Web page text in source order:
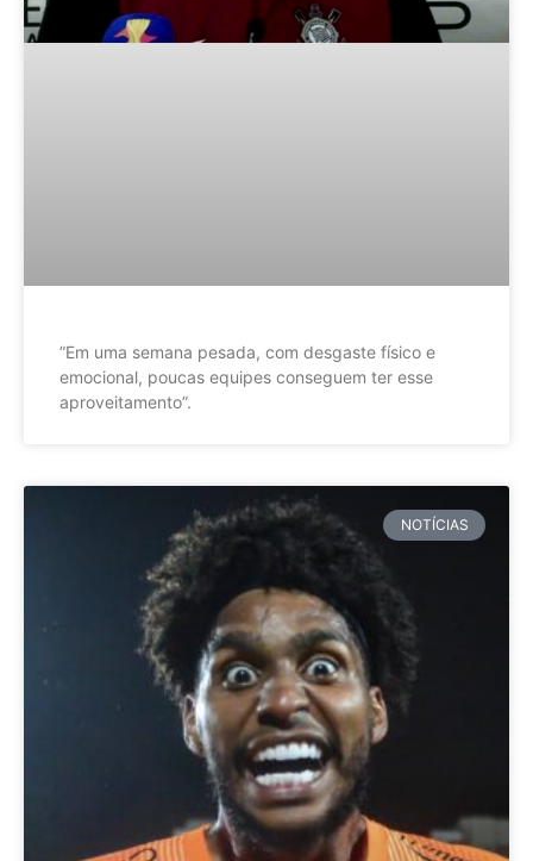
”Em uma semana pesada, com desgaste físico e
emocional, poucas equipes conseguem ter esse
aproveitamento”.
NOTÍCIAS